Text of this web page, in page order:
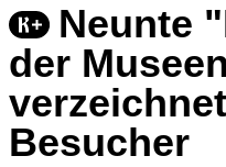
Neunte
der
Besucher